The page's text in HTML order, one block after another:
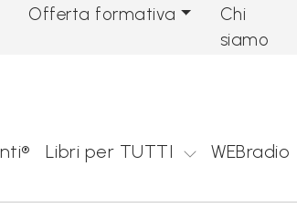
Offerta formativa
Chi
siamo
Libri per TUTTI WEBradio